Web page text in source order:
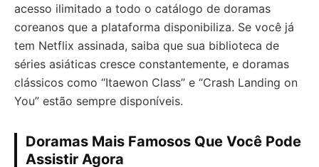
acesso ilimitado a todo o catálogo de doramas
coreanos que a plataforma disponibiliza. Se você já
tem Netflix assinada, saiba que sua biblioteca de
séries asiáticas cresce constantemente, e doramas
clássicos como “Itaewon Class” e “Crash Landing on
You” estão sempre disponíveis.
Doramas Mais Famosos Que Você Pode
Assistir Agora